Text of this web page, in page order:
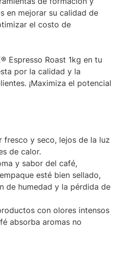
en mejorar su calidad de
el costo de
Espresso Roast 1kg en tu
por la calidad y la
¡Maximiza el potencial
fresco y seco, lejos de la luz
de calor.
y sabor del café,
esté bien sellado,
de humedad y la pérdida de
con olores intensos
absorba aromas no